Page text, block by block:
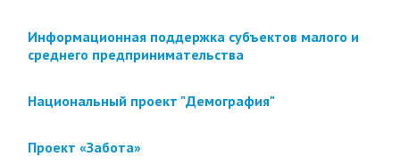
Информационная поддержка субъектов малого и
среднего предпринимательства
Национальный проект "Демография"
Проект «Забота»